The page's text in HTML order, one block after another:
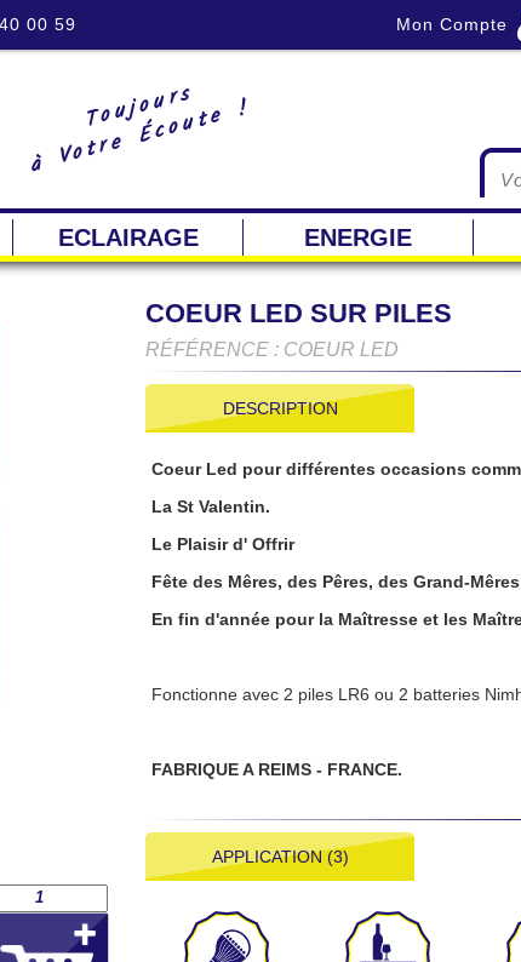
00 59 Mon Compte
Toujours
à Votre Écoute !
ECLAIRAGE ENERGIE
COEUR LED SUR PILES
RÉFÉRENCE : COEUR LED
DESCRIPTION
Coeur Led pour différentes occasions
La St Valentin.
Le Plaisir d' Offrir
Fête des Mêres, des Pêres, des Grand-
En fin d'année pour la Maîtresse et les
Fonctionne avec 2 piles LR6 ou 2 batteries
FABRIQUE A REIMS - FRANCE.
APPLICATION (3)